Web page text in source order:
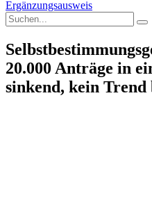
Ergänzungsausweis
20.000 Anträge in
sinkend, kein Trend